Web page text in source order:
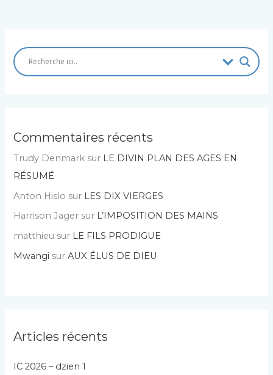
Commentaires récents
Trudy Denmark sur LE DIVIN PLAN DES AGES EN
RÉSUMÉ
Anton Hislo sur LES DIX VIERGES
Harrison Jager sur L’IMPOSITION DES MAINS
matthieu sur LE FILS PRODIGUE
Mwangi surAUX ÉLUS DE DIEU
Articles récents
IC 2026 – dzien 1